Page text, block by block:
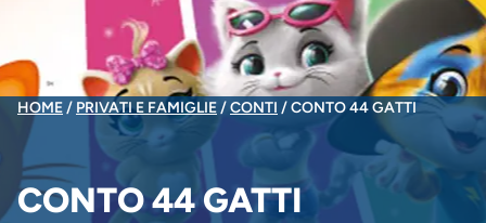
BRICIOLE
DI
PANE
HOME PRIVATI E FAMIGLIE CONTI CONTO 44 GATTI
CONTO 44 GATTI